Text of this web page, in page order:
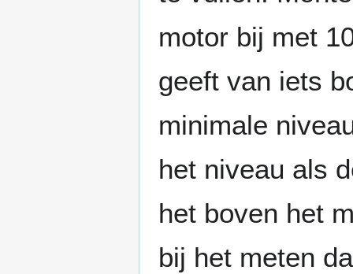
motor bij met
geeft van iets
minimale
het niveau als
het boven het
bij het meten